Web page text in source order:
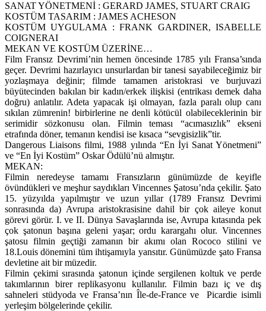
SANAT YÖNETMENİ : GERARD JAMES, STUART CRAIG
KOSTÜM TASARIM : JAMES ACHESON
KOSTÜM UYGULAMA : FRANK GARDINER, ISABELLE
COIGNERAI
MEKAN VE KOSTÜM ÜZERİNE…
Film Fransız Devrimi’nin hemen öncesinde 1785 yılı Fransa’sında
geçer. Devrimi hazırlayıcı unsurlardan bir tanesi sayabileceğimiz bir
yozlaşmaya değinir; filmde tamamen aristokrasi ve burjuvazi
büyütecinden bakılan bir kadın/erkek ilişkisi (entrikası demek daha
doğru) anlatılır. Adeta yapacak işi olmayan, fazla paralı olup canı
sıkılan zümrenin! birbirlerine ne denli kötücül olabileceklerinin bir
serimidir sözkonusu olan. Filmin teması “acımasızlık” ekseni
etrafında döner, temanın kendisi ise kısaca “sevgisizlik”tir.
Dangerous Liaisons filmi, 1988 yılında “En İyi Sanat Yönetmeni”
ve “En İyi Kostüm” Oskar Ödülü’nü almıştır.
MEKAN:
Filmin neredeyse tamamı Fransızların günümüzde de keyifle
övündükleri ve meşhur saydıkları Vincennes Şatosu’nda çekilir. Şato
15. yüzyılda yapılmıştır ve uzun yıllar (1789 Fransız Devrimi
sonrasında da) Avrupa aristokrasisine dahil bir çok aileye konut
görevi görür. I. ve II. Dünya Savaşlarında ise, Avrupa kıtasında pek
çok şatonun başına geleni yaşar; ordu karargahı olur. Vincennes
şatosu filmin geçtiği zamanın bir akımı olan Rococo stilini ve
18.Louis dönemini tüm ihtişamıyla yansıtır. Günümüzde şato Fransa
devletine ait bir müzedir.
Filmin çekimi sırasında şatonun içinde sergilenen koltuk ve perde
takımlarının birer replikasyonu kullanılır. Filmin bazı iç ve dış
sahneleri stüdyoda ve Fransa’nın Île-de-France ve Picardie isimli
yerleşim bölgelerinde çekilir.